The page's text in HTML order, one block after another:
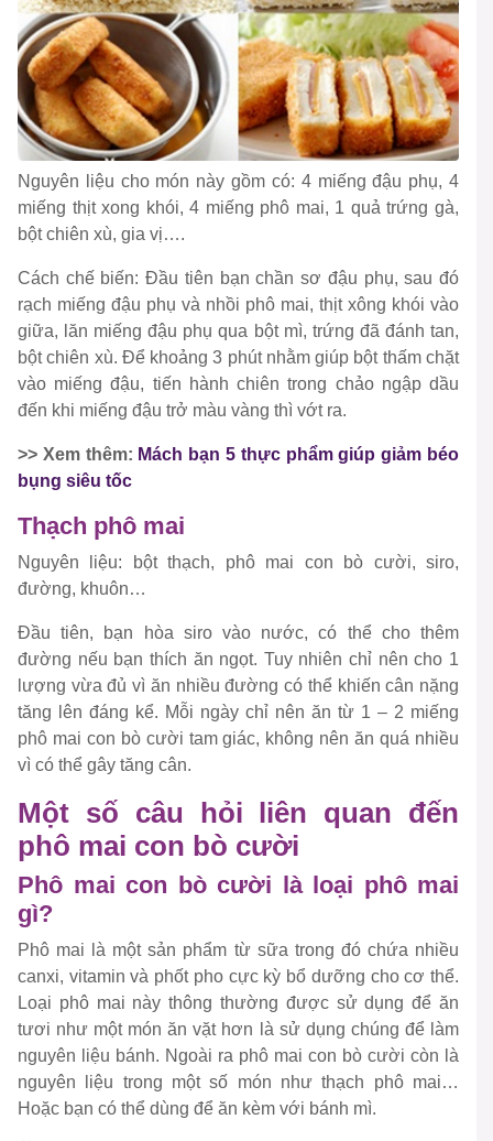
Nguyên liệu cho món này gồm có: 4 miếng đậu phụ, 4
miếng thịt xong khói, 4 miếng phô mai, 1 quả trứng gà,
bột chiên xù, gia vị….
Cách chế biến: Đầu tiên bạn chần sơ đậu phụ, sau đó
rạch miếng đậu phụ và nhồi phô mai, thịt xông khói vào
giữa, lăn miếng đậu phụ qua bột mì, trứng đã đánh tan,
bột chiên xù. Để khoảng 3 phút nhằm giúp bột thấm chặt
vào miếng đậu, tiến hành chiên trong chảo ngập dầu
đến khi miếng đậu trở màu vàng thì vớt ra.
>> Xem thêm: Mách bạn 5 thực phẩm giúp giảm béo
bụng siêu tốc
Thạch phô mai
Nguyên liệu: bột thạch, phô mai con bò cười, siro,
đường, khuôn…
Đầu tiên, bạn hòa siro vào nước, có thể cho thêm
đường nếu bạn thích ăn ngọt. Tuy nhiên chỉ nên cho 1
lượng vừa đủ vì ăn nhiều đường có thể khiến cân nặng
tăng lên đáng kể. Mỗi ngày chỉ nên ăn từ 1 – 2 miếng
phô mai con bò cười tam giác, không nên ăn quá nhiều
vì có thể gây tăng cân.
Một số câu hỏi liên quan đến
phô mai con bò cười
Phô mai con bò cười là loại phô mai
gì?
Phô mai là một sản phẩm từ sữa trong đó chứa nhiều
canxi, vitamin và phốt pho cực kỳ bổ dưỡng cho cơ thể.
Loại phô mai này thông thường được sử dụng để ăn
tươi như một món ăn vặt hơn là sử dụng chúng để làm
nguyên liệu bánh. Ngoài ra phô mai con bò cười còn là
nguyên liệu trong một số món như thạch phô mai…
Hoặc bạn có thể dùng để ăn kèm với bánh mì.